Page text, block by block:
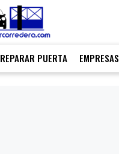
REPARAR PUERTA EMPRESAS